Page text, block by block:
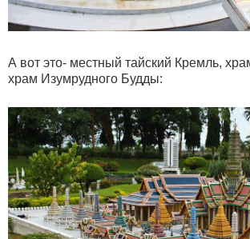
А вот это- местный тайский Кремль,
храм Изумрудного Будды: